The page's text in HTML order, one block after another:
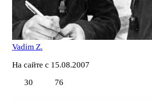
Vadim Z.
На сайте с 15.08.2007
30
76